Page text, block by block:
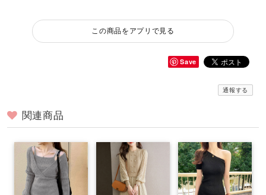
この商品をアプリで見る
Save
通報する
関連商品